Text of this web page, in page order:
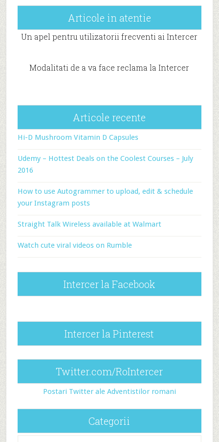
Articole in atentie
Un apel pentru utilizatorii frecventi ai Intercer
Modalitati de a va face reclama la Intercer
Articole recente
Hi-D Mushroom Vitamin D Capsules
Udemy – Hottest Deals on the Coolest Courses – July
2016
How to use Autogrammer to upload, edit & schedule
your Instagram posts
Straight Talk Wireless available at Walmart
Watch cute viral videos on Rumble
Intercer la Facebook
Intercer la Pinterest
Twitter.com/RoIntercer
Postari Twitter ale Adventistilor romani
Categorii